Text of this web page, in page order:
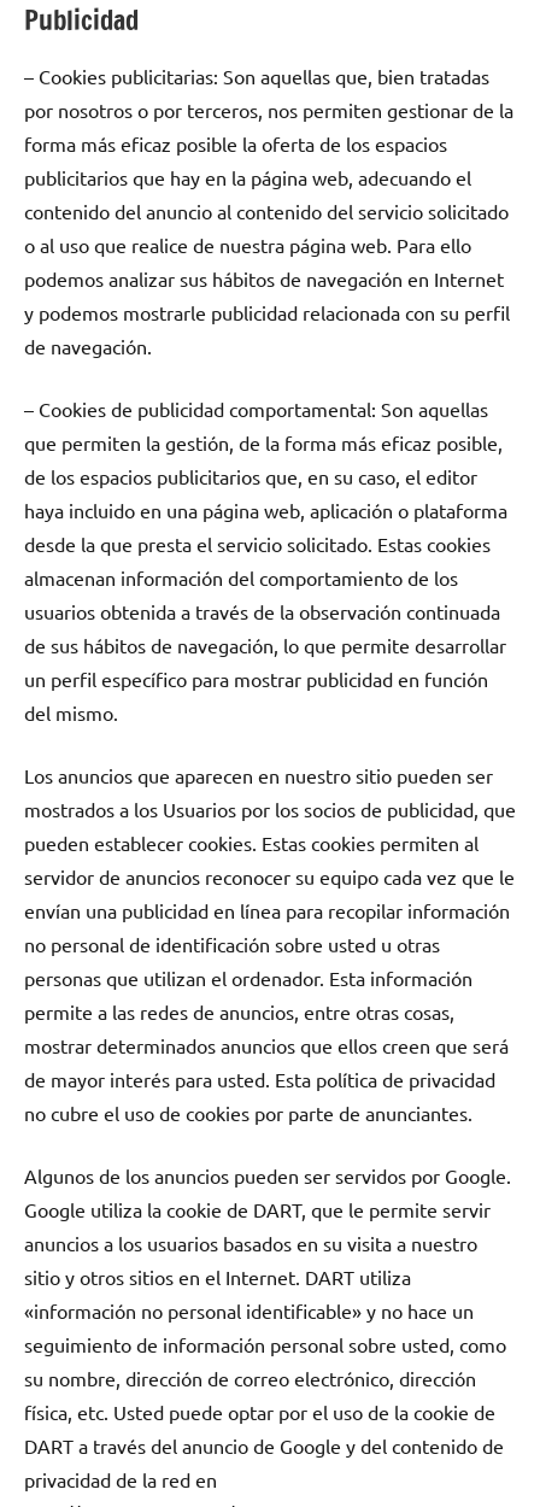
Publicidad
– Cookies publicitarias: Son aquellas que, bien tratadas
por nosotros o por terceros, nos permiten gestionar de la
forma más eficaz posible la oferta de los espacios
publicitarios que hay en la página web, adecuando el
contenido del anuncio al contenido del servicio solicitado
o al uso que realice de nuestra página web. Para ello
podemos analizar sus hábitos de navegación en Internet
y podemos mostrarle publicidad relacionada con su perfil
de navegación.
– Cookies de publicidad comportamental: Son aquellas
que permiten la gestión, de la forma más eficaz posible,
de los espacios publicitarios que, en su caso, el editor
haya incluido en una página web, aplicación o plataforma
desde la que presta el servicio solicitado. Estas cookies
almacenan información del comportamiento de los
usuarios obtenida a través de la observación continuada
de sus hábitos de navegación, lo que permite desarrollar
un perfil específico para mostrar publicidad en función
del mismo.
Los anuncios que aparecen en nuestro sitio pueden ser
mostrados a los Usuarios por los socios de publicidad, que
pueden establecer cookies. Estas cookies permiten al
servidor de anuncios reconocer su equipo cada vez que le
envían una publicidad en línea para recopilar información
no personal de identificación sobre usted u otras
personas que utilizan el ordenador. Esta información
permite a las redes de anuncios, entre otras cosas,
mostrar determinados anuncios que ellos creen que será
de mayor interés para usted. Esta política de privacidad
no cubre el uso de cookies por parte de anunciantes.
Algunos de los anuncios pueden ser servidos por Google.
Google utiliza la cookie de DART, que le permite servir
anuncios a los usuarios basados en su visita a nuestro
sitio y otros sitios en el Internet. DART utiliza
«información no personal identificable» y no hace un
seguimiento de información personal sobre usted, como
su nombre, dirección de correo electrónico, dirección
física, etc. Usted puede optar por el uso de la cookie de
DART a través del anuncio de Google y del contenido de
privacidad de la red en